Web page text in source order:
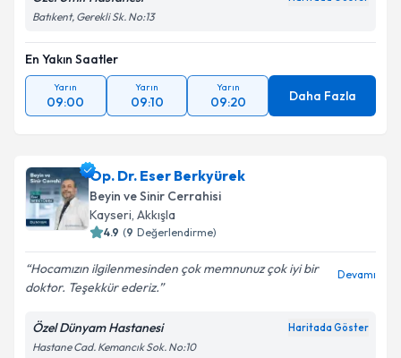
Batıkent, Gerekli Sk. No:13
En Yakın Saatler
Yarın
09:00
Yarın
09:10
Yarın
09:20 Daha Fazla
Op. Dr. Eser Berkyürek
Beyin ve Sinir Cerrahisi
Kayseri, Akkışla
4.9 (9 Değerlendirme)
Hocamızın ilgilenmesinden çok memnunuz çok iyi bir
doktor. Teşekkür ederiz.
Devamı
Özel Dünyam Hastanesi Haritada Göster
Hastane Cad. Kemancık Sok. No:10